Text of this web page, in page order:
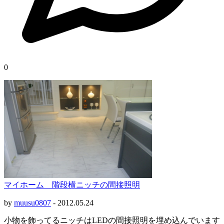
0
マイホーム 階段横ニッチの間接照明
by muusu0807 - 2012.05.24
小物を飾ってるニッチはLEDの間接照明を埋め込んでいます